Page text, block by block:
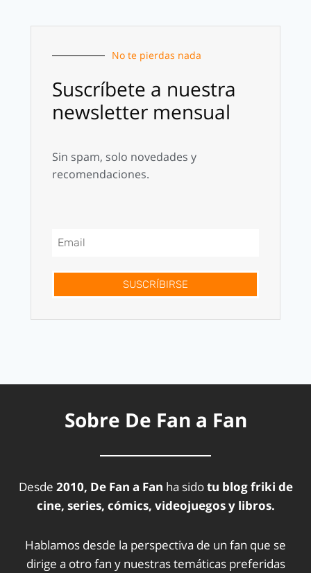
No te pierdas nada
Suscríbete a nuestra
newsletter mensual
Sin spam, solo novedades y
recomendaciones.
SUSCRÍBIRSE
Sobre De Fan a Fan
Desde 2010, De Fan a Fan ha sidotu blog friki de
cine, series, cómics, videojuegos y libros.
Hablamos desde la perspectiva de un fan que se
dirige a otro fan y nuestras temáticas preferidas